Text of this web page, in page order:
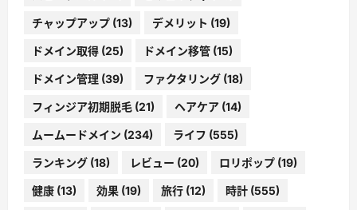
チャップアップ (13) デメリット (19)
ドメイン取得 (25) ドメイン移管 (15)
ドメイン管理 (39) ファクタリング (18)
フィンジア初期脱毛 (21) ヘアケア (14)
ムームードメイン (234) ライフ (555)
ランキング (18) レビュー (20) ロリポップ (19)
健康 (13) 効果 (19) 旅行 (12) 時計 (555)